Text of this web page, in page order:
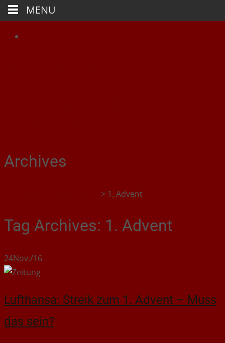
Archives
> 1. Advent
Tag Archives: 1. Advent
24Nov./16
Lufthansa: Streik zum 1. Advent – Muss
das sein?
MENU